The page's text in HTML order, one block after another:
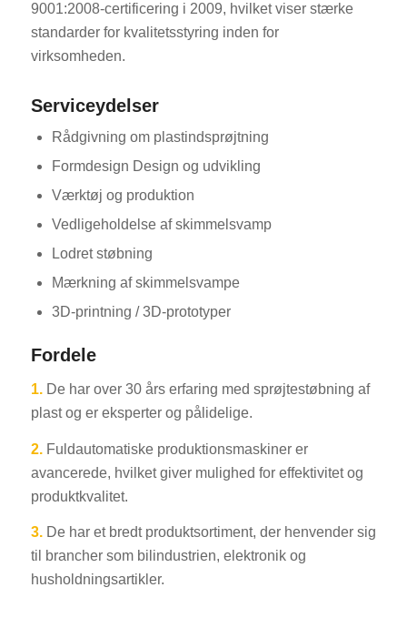
9001:2008-certificering i 2009, hvilket viser stærke
standarder for kvalitetsstyring inden for
virksomheden.
Serviceydelser
Rådgivning om plastindsprøjtning
Formdesign Design og udvikling
Værktøj og produktion
Vedligeholdelse af skimmelsvamp
Lodret støbning
Mærkning af skimmelsvampe
3D-printning / 3D-prototyper
Fordele
1.De har over 30 års erfaring med sprøjtestøbning af
plast og er eksperter og pålidelige.
2.Fuldautomatiske produktionsmaskiner er
avancerede, hvilket giver mulighed for effektivitet og
produktkvalitet.
3.De har et bredt produktsortiment, der henvender sig
til brancher som bilindustrien, elektronik og
husholdningsartikler.